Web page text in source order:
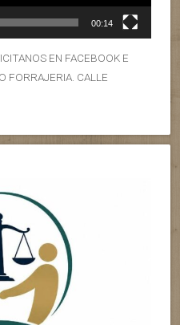
00:14
EN FACEBOOK E
FORRAJERIA. CALLE